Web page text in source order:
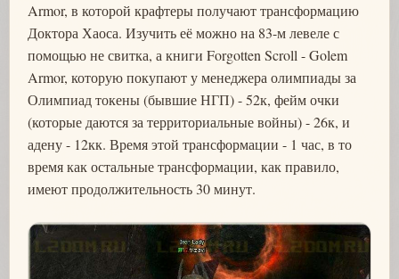
Armor, в которой крафтеры получают трансформацию
Доктора Хаоса. Изучить её можно на 83-м левеле с
помощью не свитка, а книги Forgotten Scroll - Golem
Armor, которую покупают у менеджера олимпиады за
Олимпиад токены (бывшие НГП) - 52к, фейм очки
(которые даются за территориальные войны) - 26к, и
адену - 12кк. Время этой трансформации - 1 час, в то
время как остальные трансформации, как правило,
имеют продолжительность 30 минут.